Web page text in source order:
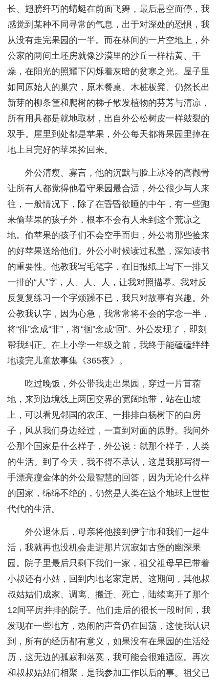
长、翅膀纤巧的蜻蜓在前面飞舞，最后悬空而停，我
感觉到某种不同寻常的气息，出于对深处的恐惧，我
从没有走完果园的一半。而在林间的一片空地上，外
公家的两间土坯房就像沙漠里的沙丘一样枯黄、干
燥，在阳光的照耀下闪烁着灰暗的贫寒之光。屋子里
如同原始人的巢穴，原木餐桌、木桩板凳、仍然长出
新芽的柳条筐和爬树的梯子散发植物的芬芳与清凉，
所有用具都是就地取材，出自外公松树皮一样皴裂的
双手。屋里到处都是苹果，外公每天都将果园里掉在
地上且完好的苹果捡回来。
外公清瘦、寡言，他的沉默与脸上冰冷的高颧骨
让所有人都觉得他看守果园最合适，外公很少与人来
往，一般情况下，除了在昏昏欲睡的中午，有一些跑
来偷苹果的孩子外，根本不会有人来到这个荒凉之
地。偷苹果的孩子们不会空手而归，外公将那些捡来
的好苹果送给他们。外公小时候读过私塾，深知读书
的重要性。他教我写毛笔字，在旧报纸上写下一排又
一排的“人”字，人、人、人，让我对照描摹。我对反
反复复练习一个字烦躁不已，我只对故事有兴趣。外
公教我认字，因为心急，我常常将不会的字念一半，
将“徘”念成“非”，将“徊”念成“回”。外公发现了，即刻
帮我纠正。在上小学一年级之前，我终于能磕磕绊绊
地读完儿童故事集《365夜》。
吃过晚饭，外公带我走出果园，穿过一片苜蓿
地，来到边境线上两国交界的宽阔地带，站在山坡
上，可以看见邻国的农庄、一排排白杨树下的白房
子，风从我们身边经过，一直到对面的原野。我问外
公那个国家是什么样子，外公说：就那个样子，人类
的生活。到了今天，我不得不承认，这是我那写得一
手漂亮瘦金体的外公最智慧的回答，因为无论什么样
的国家，绵绵不绝的，仍然是人类在这个地球上世世
代代的生活。
外公退休后，母亲将他接到伊宁市和我们一起生
活，我就再也没机会走进那片沉寂如古堡的幽深果
园。院子里最后只剩下我们一家，祖父祖母早已带着
小叔还有小姑，回到内地老家定居。这期间，其他叔
叔姑姑们成家、调离、搬迁、死亡，陆续离开了那个
12间平房并排的院子。他们走后的很长一段时间，我
发现在一些地方，热闹的声音仍在回荡，这使我认识
到，所有的经历都有意义，如果没有在果园的生活经
历，这无边的孤寂和落寞，我可能会很难适应。再次
和叔叔姑姑们相聚，是我参加工作以后的事。祖父已